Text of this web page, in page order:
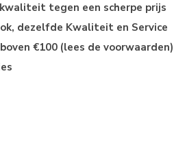
tegen een scherpe prijs
dezelfde Kwaliteit en Service
€100 (lees de voorwaarden)